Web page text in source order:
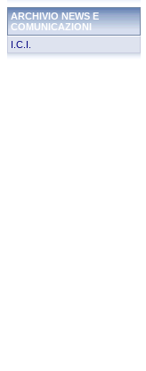
ARCHIVIO NEWS E
COMUNICAZIONI
I.C.I.